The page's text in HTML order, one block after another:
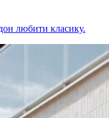
любити класику.